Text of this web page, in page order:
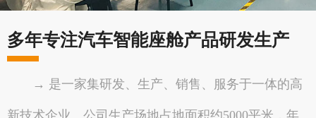
多年专注汽车智能座舱产品研发生产
→ 是一家集研发、生产、销售、服务于一体的高